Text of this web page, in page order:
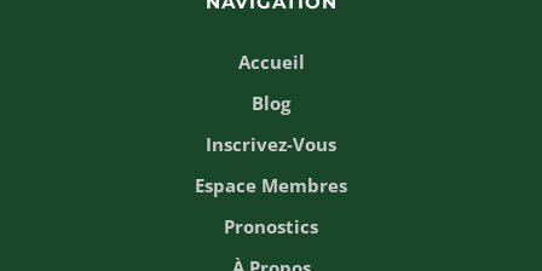
Accueil
Blog
Inscrivez-Vous
Espace Membres
Pronostics